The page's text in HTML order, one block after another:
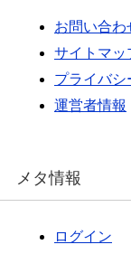
お問い合わ
サイトマッ
プライバシ
運営者情報
メタ情報
ログイン